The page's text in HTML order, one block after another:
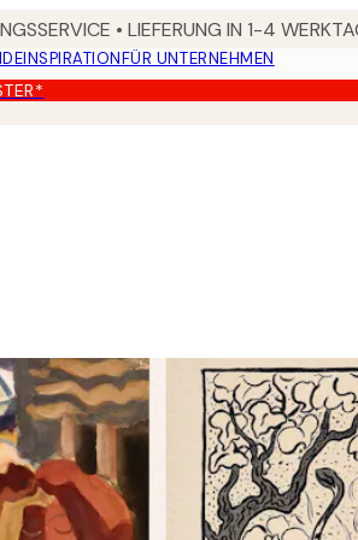
• LIEFERUNG IN 1-4
INSPIRATIONFÜR UNTERNEHMEN